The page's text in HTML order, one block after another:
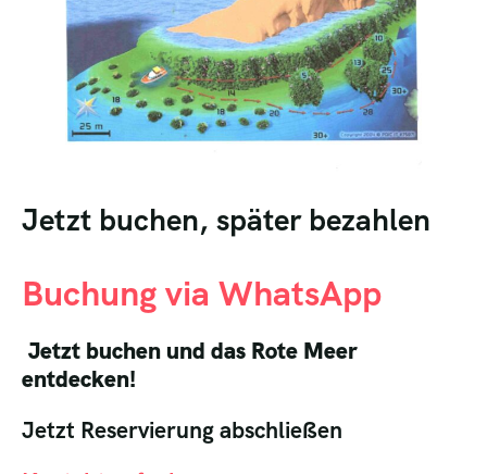
Jetzt buchen, später bezahlen
Buchung via WhatsApp
Jetzt buchen und das Rote Meer
entdecken!
Jetzt Reservierung abschließen